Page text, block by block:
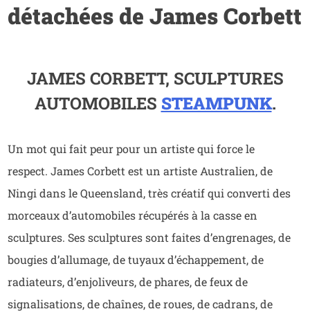
détachées de James Corbett
JAMES CORBETT, SCULPTURES
AUTOMOBILES STEAMPUNK.
Un mot qui fait peur pour un artiste qui force le
respect.James Corbett est un artiste Australien, de
Ningi dans le Queensland, très créatif qui converti des
morceaux d’automobiles récupérés à la casse en
sculptures. Ses sculptures sont faites d’engrenages, de
bougies d’allumage, de tuyaux d’échappement, de
radiateurs, d’enjoliveurs, de phares, de feux de
signalisations, de chaînes, de roues, de cadrans, de